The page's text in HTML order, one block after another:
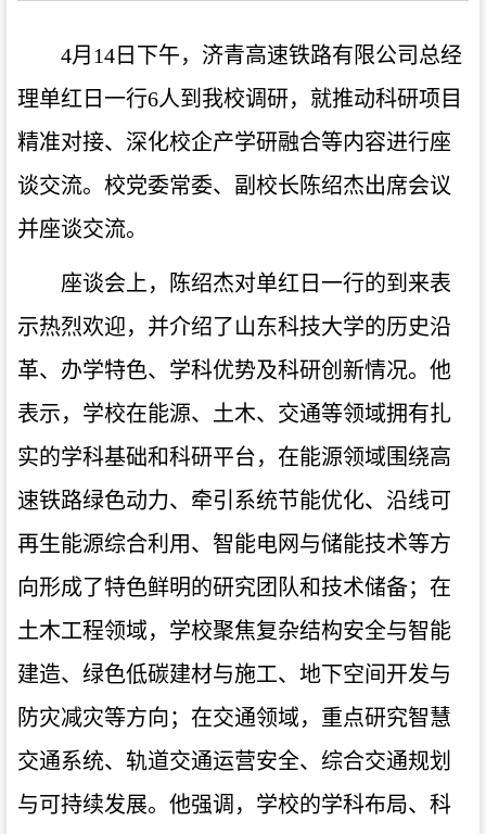
4月14日下午，济青高速铁路有限公司总经
理单红日一行6人到我校调研，就推动科研项目
精准对接、深化校企产学研融合等内容进行座
谈交流。校党委常委、副校长陈绍杰出席会议
并座谈交流。
座谈会上，陈绍杰对单红日一行的到来表
示热烈欢迎，并介绍了山东科技大学的历史沿
革、办学特色、学科优势及科研创新情况。他
表示，学校在能源、土木、交通等领域拥有扎
实的学科基础和科研平台，在能源领域围绕高
速铁路绿色动力、牵引系统节能优化、沿线可
再生能源综合利用、智能电网与储能技术等方
向形成了特色鲜明的研究团队和技术储备；在
土木工程领域，学校聚焦复杂结构安全与智能
建造、绿色低碳建材与施工、地下空间开发与
防灾减灾等方向；在交通领域，重点研究智慧
交通系统、轨道交通运营安全、综合交通规划
与可持续发展。他强调，学校的学科布局、科